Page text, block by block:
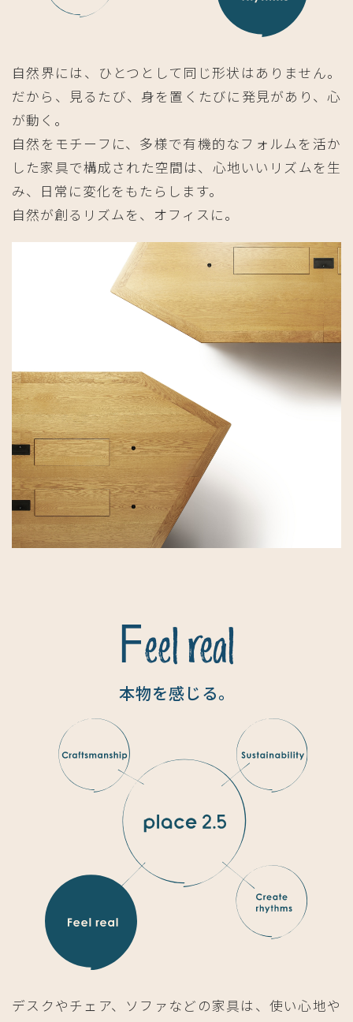
自然界には、ひとつとして同じ形状はありません。
だから、見るたび、身を置くたびに発見があり、心
が動く。
自然をモチーフに、多様で有機的なフォルムを活か
した家具で構成された空間は、心地いいリズムを生
み、日常に変化をもたらします。
自然が創るリズムを、オフィスに。
Feel real
本物を感じる。
デスクやチェア、ソファなどの家具は、使い心地や